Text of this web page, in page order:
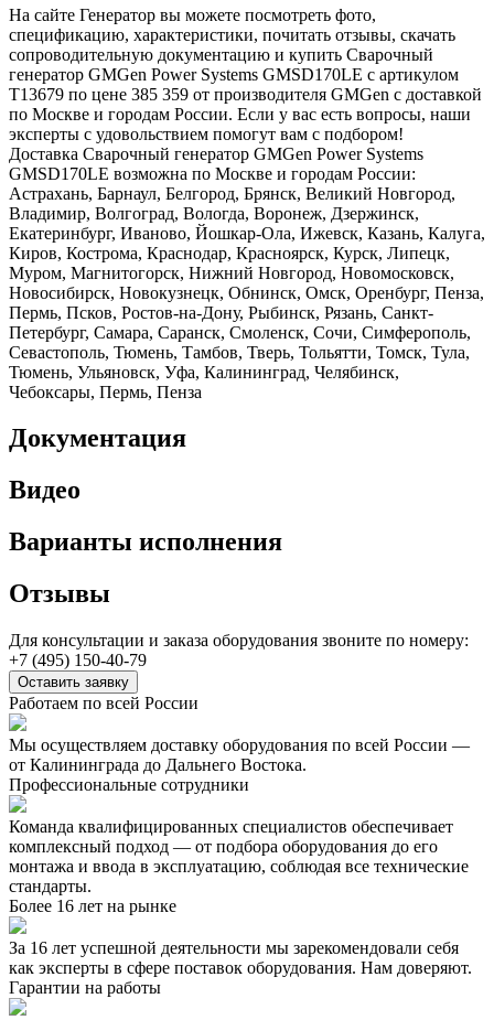
На сайте Генератор вы можете посмотреть фото,
спецификацию, характеристики, почитать отзывы, скачать
сопроводительную документацию и купить Сварочный
генератор GMGen Power Systems GMSD170LE с артикулом
T13679 по цене 385 359 от производителя GMGen с доставкой
по Москве и городам России. Если у вас есть вопросы, наши
эксперты с удовольствием помогут вам с подбором!
Доставка Сварочный генератор GMGen Power Systems
GMSD170LE возможна по Москве и городам России:
Астрахань, Барнаул, Белгород, Брянск, Великий Новгород,
Владимир, Волгоград, Вологда, Воронеж, Дзержинск,
Екатеринбург, Иваново, Йошкар-Ола, Ижевск, Казань, Калуга,
Киров, Кострома, Краснодар, Красноярск, Курск, Липецк,
Муром, Магнитогорск, Нижний Новгород, Новомосковск,
Новосибирск, Новокузнецк, Обнинск, Омск, Оренбург, Пенза,
Пермь, Псков, Ростов-на-Дону, Рыбинск, Рязань, Санкт-
Петербург, Самара, Саранск, Смоленск, Сочи, Симферополь,
Севастополь, Тюмень, Тамбов, Тверь, Тольятти, Томск, Тула,
Тюмень, Ульяновск, Уфа, Калининград, Челябинск,
Чебоксары, Пермь, Пенза
Документация
Видео
Варианты исполнения
Отзывы
Для консультации и заказа оборудования звоните по номеру:
+7 (495) 150-40-79
Оставить заявку
Работаем по всей России
Мы осуществляем доставку оборудования по всей России —
от Калининграда до Дальнего Востока.
Профессиональные сотрудники
Команда квалифицированных специалистов обеспечивает
комплексный подход — от подбора оборудования до его
монтажа и ввода в эксплуатацию, соблюдая все технические
стандарты.
Более 16 лет на рынке
За 16 лет успешной деятельности мы зарекомендовали себя
как эксперты в сфере поставок оборудования. Нам доверяют.
Гарантии на работы